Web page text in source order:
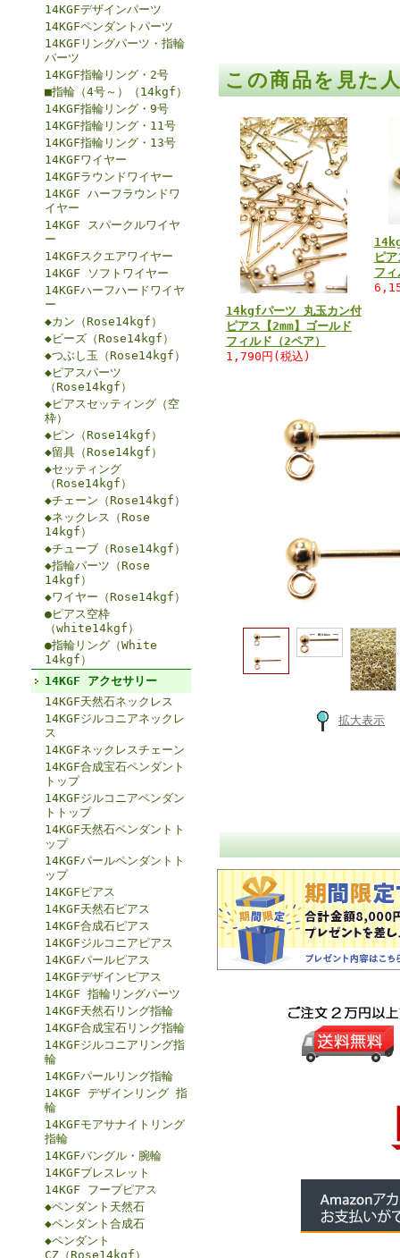
14KGFデザインパーツ
14KGFペンダントパーツ
14KGFリングパーツ・指輪
パーツ
14KGF指輪リング・2号
■指輪（4号～）（14kgf）
14KGF指輪リング・9号
14KGF指輪リング・11号
14KGF指輪リング・13号
14KGFワイヤー
14KGFラウンドワイヤー
14KGF ハーフラウンドワ
イヤー
14KGF スパークルワイヤ
ー
14KGFスクエアワイヤー
14KGF ソフトワイヤー
14KGFハーフハードワイヤ
ー
◆カン（Rose14kgf）
◆ビーズ（Rose14kgf）
◆つぶし玉（Rose14kgf）
◆ピアスパーツ
（Rose14kgf）
◆ピアスセッティング（空
枠）
◆ピン（Rose14kgf）
◆留具（Rose14kgf）
◆セッティング
（Rose14kgf）
◆チェーン（Rose14kgf）
◆ネックレス（Rose
14kgf）
◆チューブ（Rose14kgf）
◆指輪パーツ（Rose
14kgf）
◆ワイヤー（Rose14kgf）
●ピアス空枠
（white14kgf）
●指輪リング（White
14kgf）
14KGF アクセサリー
14KGF天然石ネックレス
14KGFジルコニアネックレ
ス
14KGFネックレスチェーン
14KGF合成宝石ペンダント
トップ
14KGFジルコニアペンダン
トトップ
14KGF天然石ペンダントト
ップ
14KGFパールペンダントト
ップ
14KGFピアス
14KGF天然石ピアス
14KGF合成石ピアス
14KGFジルコニアピアス
14KGFパールピアス
14KGFデザインピアス
14KGF 指輪リングパーツ
14KGF天然石リング指輪
14KGF合成宝石リング指輪
14KGFジルコニアリング指
輪
14KGFパールリング指輪
14KGF デザインリング 指
輪
14KGFモアサナイトリング
指輪
14KGFバングル・腕輪
14KGFブレスレット
14KGF フープピアス
◆ペンダント天然石
◆ペンダント合成石
◆ペンダント
CZ（Rose14kgf）
この商品を見た
14kgfパーツ 丸玉カン付
ピアス【2mm】ゴールド
フィルド（2ペア）
1,790円(税込)
ピ
フ
拡大表示